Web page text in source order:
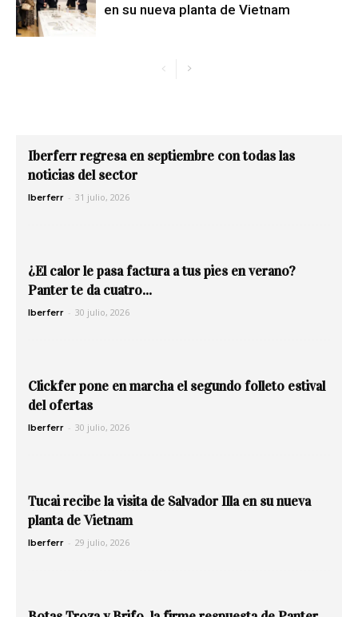
en su nueva planta de Vietnam
Iberferr regresa en septiembre con todas las
noticias del sector
Iberferr - 31 julio, 2026
¿El calor le pasa factura a tus pies en verano?
Panter te da cuatro...
Iberferr - 30 julio, 2026
Clickfer pone en marcha el segundo folleto estival
del ofertas
Iberferr - 30 julio, 2026
Tucai recibe la visita de Salvador Illa en su nueva
planta de Vietnam
Iberferr - 29 julio, 2026